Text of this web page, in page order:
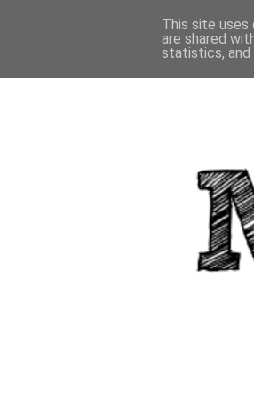
This site uses
are shared
statistics, and